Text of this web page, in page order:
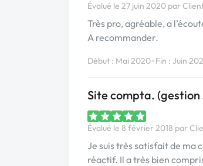
Évalué le 27 juin 2020 par
Très pro, agréable, a
A recommander.
Début : Mai 2020•Fin : Juin
Site compta. (gestion
Évalué le 8 février 2018 par
Je suis très satisfait de ma
réactif. Il a très bien